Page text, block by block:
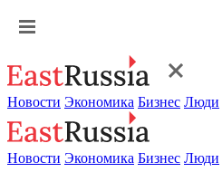
Новости Экономика Бизнес Люди
Новости Экономика Бизнес Люди